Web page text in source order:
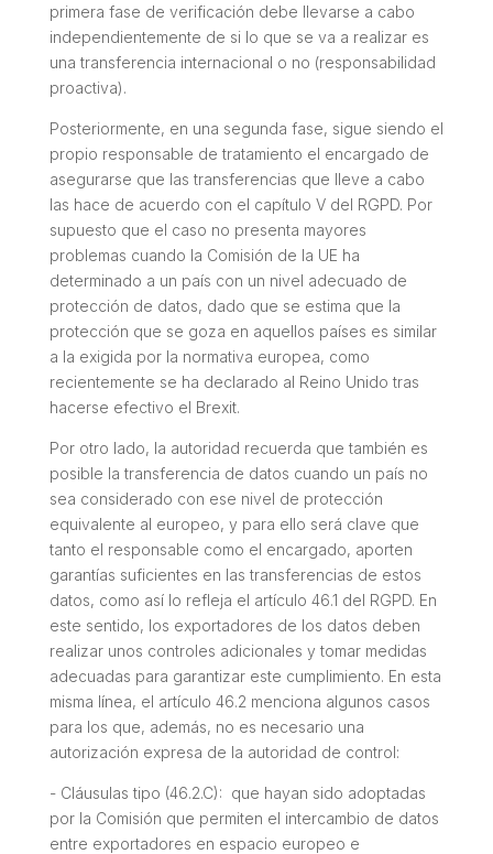
primera fase de verificación debe llevarse a cabo
independientemente de si lo que se va a realizar es
una transferencia internacional o no (responsabilidad
proactiva).
Posteriormente, en una segunda fase, sigue siendo el
propio responsable de tratamiento el encargado de
asegurarse que las transferencias que lleve a cabo
las hace de acuerdo con el capítulo V del RGPD. Por
supuesto que el caso no presenta mayores
problemas cuando la Comisión de la UE ha
determinado a un país con un nivel adecuado de
protección de datos, dado que se estima que la
protección que se goza en aquellos países es similar
a la exigida por la normativa europea, como
recientemente se ha declarado al Reino Unido tras
hacerse efectivo el Brexit.
Por otro lado, la autoridad recuerda que también es
posible la transferencia de datos cuando un país no
sea considerado con ese nivel de protección
equivalente al europeo, y para ello será clave que
tanto el responsable como el encargado, aporten
garantías suficientes en las transferencias de estos
datos, como así lo refleja el artículo 46.1 del RGPD. En
este sentido, los exportadores de los datos deben
realizar unos controles adicionales y tomar medidas
adecuadas para garantizar este cumplimiento. En esta
misma línea, el artículo 46.2 menciona algunos casos
para los que, además, no es necesario una
autorización expresa de la autoridad de control:
- Cláusulas tipo (46.2.C): que hayan sido adoptadas
por la Comisión que permiten el intercambio de datos
entre exportadores en espacio europeo e